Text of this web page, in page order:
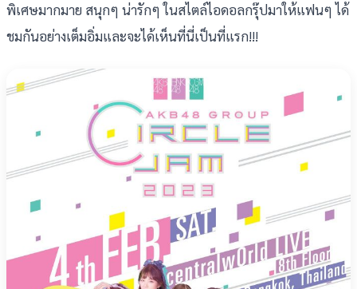
พิเศษมากมาย สนุกๆ น่ารักๆ ในสไตล์ไอดอลกรุ๊ปมาให้แฟนๆ ได้
ชมกันอย่างเต็มอิ่มและจะได้เห็นที่นี่เป็นที่แรก!!!